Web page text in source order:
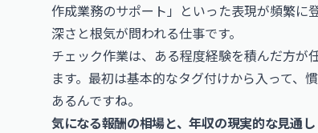
作成業務のサポート」といった表現が頻繁に
深さと根気が問われる仕事です。
チェック作業は、ある程度経験を積んだ方が
ます。最初は基本的なタグ付けから入って、
あるんですね。
気になる報酬の相場と、年収の現実的な見通し